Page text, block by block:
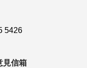
5426
見信箱